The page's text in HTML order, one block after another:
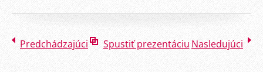
Predchádzajúci Spustiť prezentáciu Nasledujúci